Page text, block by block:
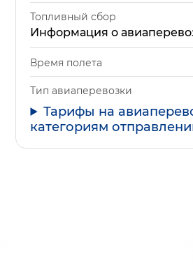
Топливный сбор
Информация о
Время полета
Тип авиаперевозки
Тарифы на
категориям